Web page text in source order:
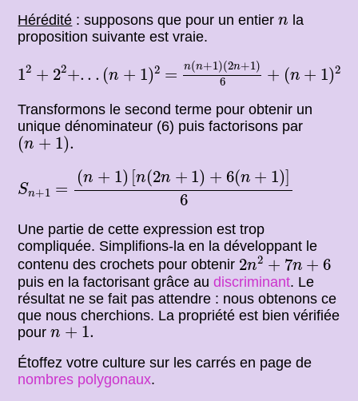
Hérédité : supposons que pour un entiern
n la
proposition suivante est vraie.
12 + 22+. . . (n + 1)2
12 22+ + =
= n(n+1)(2n+1)
6
+ (n + 1)2
n(n +1)(2 n+
Transformons le second terme pour obtenir un
unique dénominateur (6) puis factorisons par
(n + 1).
(n+1).
Sn+1
S =
=
(n + 1) [n(2n + 1) + 6(n + 1)]
6
n 1 [n( 2 n+ + 6(n + 1)]
Une partie de cette expression est trop
compliquée. Simplifions-la en la développant le
contenu des crochets pour obtenir 2n2 + 7n + 6
2n2+7n+ 6
puis en la factorisant grâce audiscriminant. Le
résultat ne se fait pas attendre : nous obtenons ce
que nous cherchions. La propriété est bien vérifiée
pourn + 1.
n+1.
Étoffez votre culture sur les carrés en page de
nombres polygonaux.